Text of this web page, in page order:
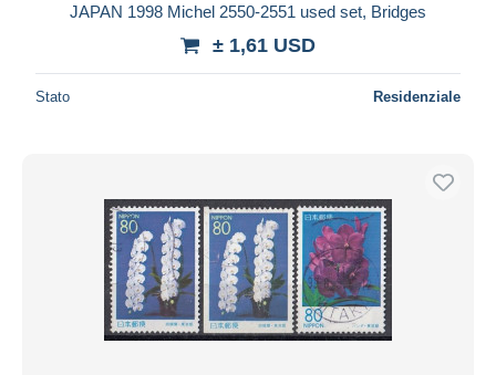
JAPAN 1998 Michel 2550-2551 used set, Bridges
± 1,61 USD
Stato Residenziale